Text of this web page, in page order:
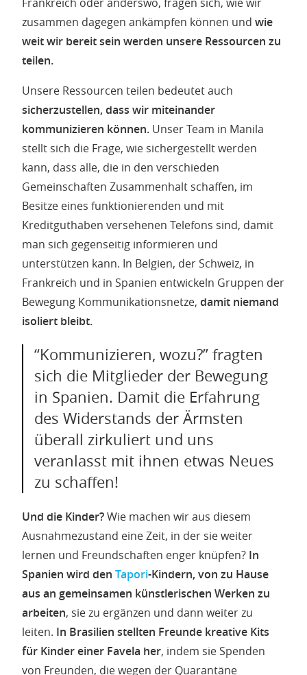
zusammen dagegen ankämpfen können und wie
weit wir bereit sein werden unsere Ressourcen zu
teilen.
Unsere Ressourcen teilen bedeutet auch
sicherzustellen, dass wir miteinander
kommunizieren können. Unser Team in Manila
stellt sich die Frage, wie sichergestellt werden
kann, dass alle, die in den verschieden
Gemeinschaften Zusammenhalt schaffen, im
Besitze eines funktionierenden und mit
Kreditguthaben versehenen Telefons sind, damit
man sich gegenseitig informieren und
unterstützen kann. In Belgien, der Schweiz, in
Frankreich und in Spanien entwickeln Gruppen der
Bewegung Kommunikationsnetze, damit niemand
isoliert bleibt.
“Kommunizieren, wozu?” fragten
sich die Mitglieder der Bewegung
in Spanien. Damit die Erfahrung
des Widerstands der Ärmsten
überall zirkuliert und uns
veranlasst mit ihnen etwas Neues
zu schaffen!
Und die Kinder?Wie machen wir aus diesem
Ausnahmezustand eine Zeit, in der sie weiter
lernen und Freundschaften enger knüpfen? In
Spanien wird den Tapori-Kindern, von zu Hause
aus an gemeinsamen künstlerischen Werken zu
arbeiten, sie zu ergänzen und dann weiter zu
leiten. In Brasilien stellten Freunde kreative Kits
für Kinder einer Favela her, indem sie Spenden
von Freunden, die wegen der Quarantäne